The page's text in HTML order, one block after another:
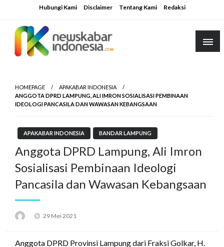
to
content
Hubungi Kami Disclaimer Tentang Kami Redaksi
HOMEPAGE
APAKABAR INDONESIA
ANGGOTA DPRD LAMPUNG, ALI IMRON SOSIALISASI PEMBINAAN
IDEOLOGI PANCASILA DAN WAWASAN KEBANGSAAN
APAKABAR INDONESIA BANDAR LAMPUNG
Anggota DPRD Lampung, Ali Imron
Sosialisasi Pembinaan Ideologi
Pancasila dan Wawasan Kebangsaan
Posted
29 Mei 2021
Anggota DPRD Provinsi Lampung dari Fraksi Golkar, H.